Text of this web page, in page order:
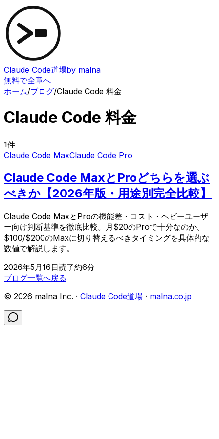
Claude Code道場by malna
無料で全章へ
ホーム/ブログ/Claude Code 料金
Claude Code 料金
1件
Claude Code MaxClaude Code Pro
Claude Code MaxとProどちらを選ぶ
べきか【2026年版・用途別完全比較】
Claude Code MaxとProの機能差・コスト・ヘビーユーザ
ー向け判断基準を徹底比較。月$20のProで十分なのか、
$100/$200のMaxに切り替えるべきタイミングを具体的な
数値で解説します。
2026年5月16日読了約6分
ブログ一覧へ戻る
© 2026 malna Inc. · Claude Code道場 · malna.co.jp